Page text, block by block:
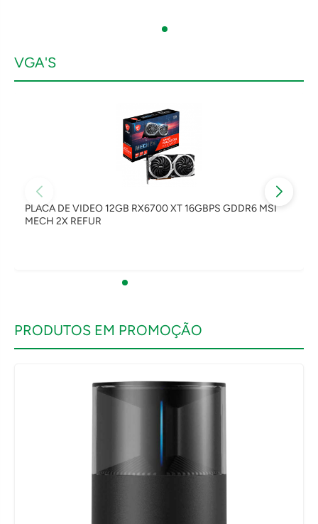
VGA'S
PLACA DE VIDEO 12GB RX6700 XT 16GBPS GDDR6 MSI
MECH 2X REFUR
PRODUTOS EM PROMOÇÃO